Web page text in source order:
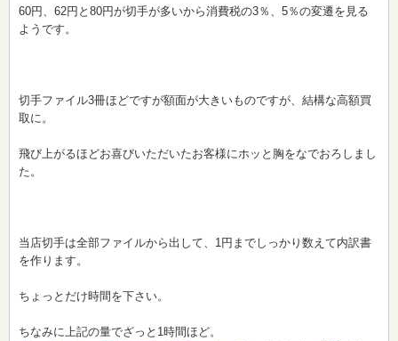
60円、62円と80円が切手が多いから消費税の3％、5％の変遷を見る
ようです。
切手ファイル3冊ほどですが額面が大きいものですが、結構な高額買
取に。
飛び上がるほどお喜びいただいたお客様にホッと胸をなでおろしまし
た。
当店切手は全部ファイルから出して、1円までしっかり数えて内訳書
を作ります。
ちょっとだけ時間を下さい。
ちなみに上記の量でざっと1時間ほど。